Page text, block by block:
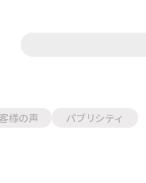
様の声 パブリシティ